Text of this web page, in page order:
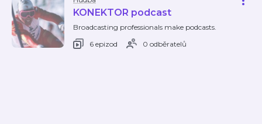
KONEKTOR podcast
Broadcasting professionals make podcasts.
6 epizod
0 odběratelů